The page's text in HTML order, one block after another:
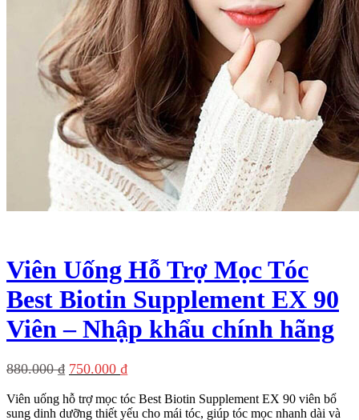
Viên Uống Hỗ Trợ Mọc Tóc
Best Biotin Supplement EX 90
Viên – Nhập khẩu chính hãng
880.000₫ Giá
là:
750.000 ₫Giá
tại
Viên uống hỗ trợ mọc tóc Best Biotin Supplement EX 90 viên bổ
sung dinh dưỡng thiết yếu cho mái tóc, giúp tóc mọc nhanh dài và